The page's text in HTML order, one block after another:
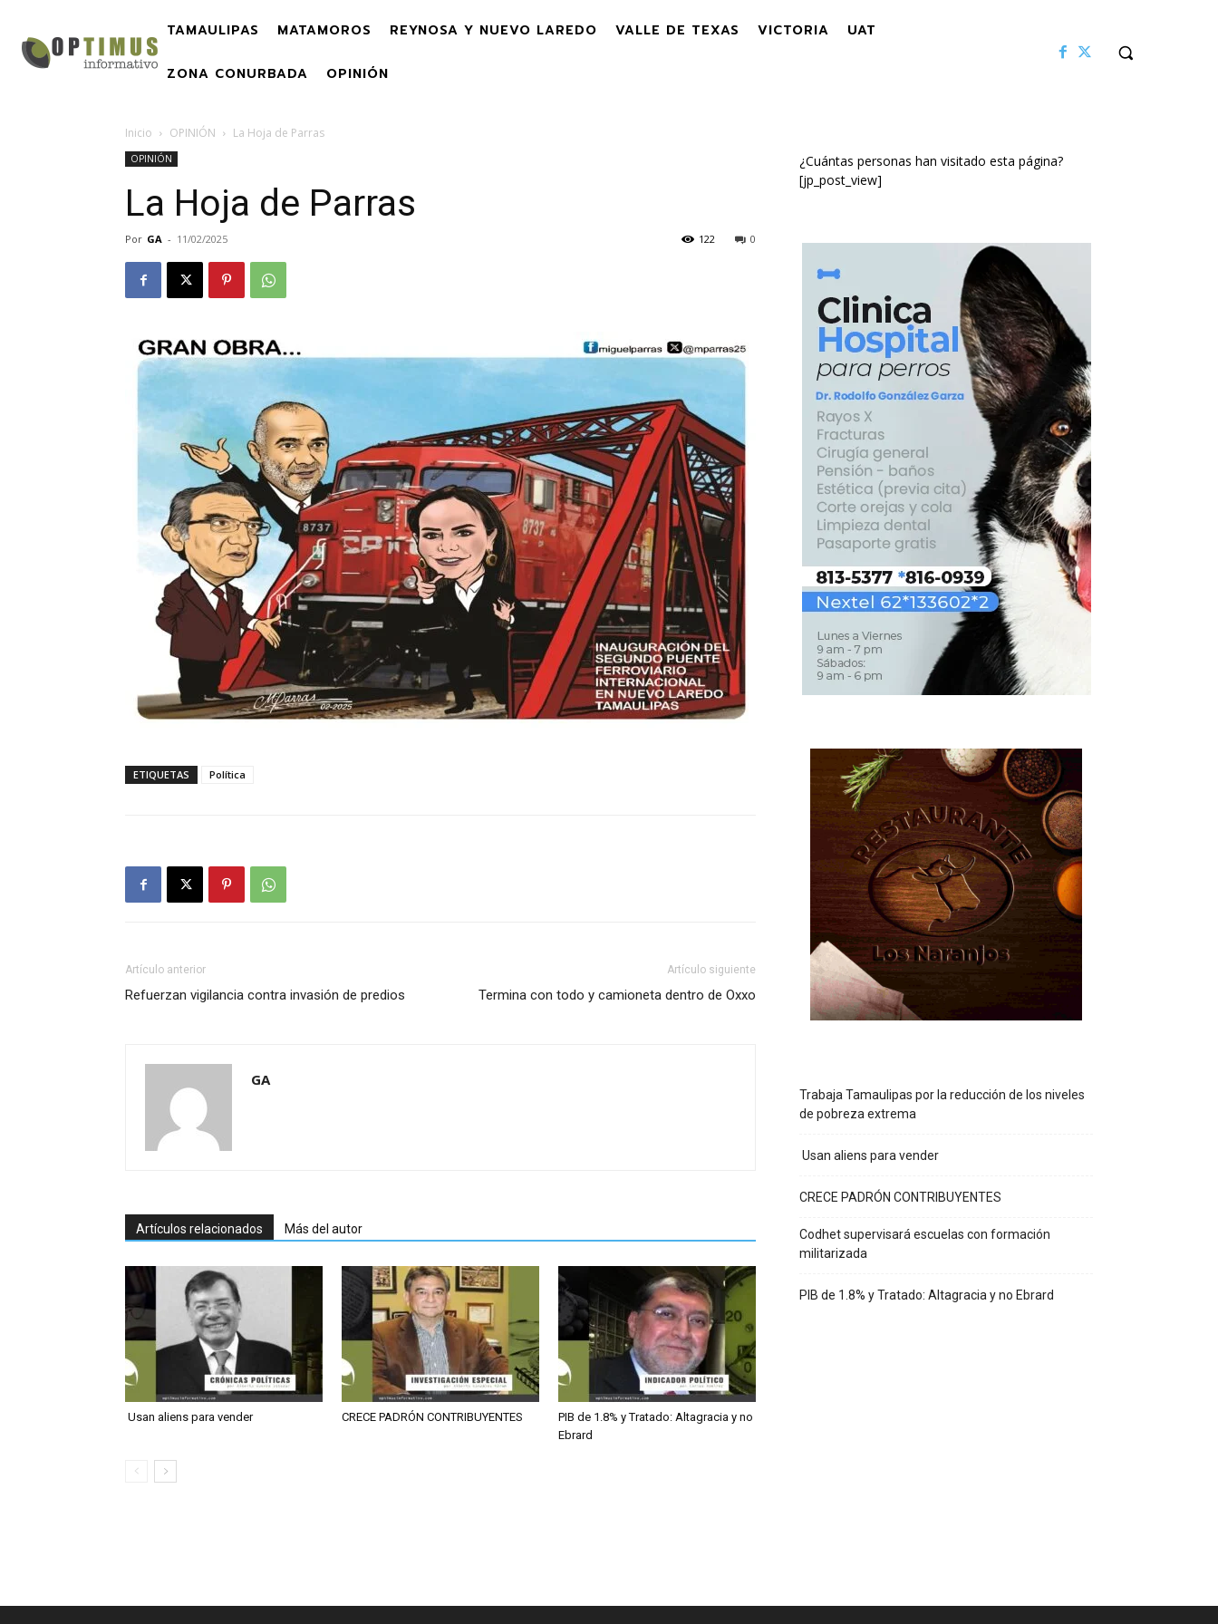
TAMAULIPAS MATAMOROS REYNOSA Y NUEVO LAREDO VALLE DE TEXAS VICTORIA UAT
ZONA CONURBADA OPINIÓN
Inicio OPINIÓN La Hoja de Parras
OPINIÓN
La Hoja de Parras
Por GA - 11/02/2025 0
122
ETIQUETAS Política
Artículo anterior
Refuerzan vigilancia contra invasión de predios
Artículo siguiente
Termina con todo y camioneta dentro de Oxxo
GA
Artículos relacionados Más del autor
Usan aliens para vender CRECE PADRÓN CONTRIBUYENTES
PIB de 1.8% y Tratado: Altagracia y no
Ebrard
¿Cuántas personas han visitado esta página?
[jp_post_view]
Trabaja Tamaulipas por la reducción de los niveles
de pobreza extrema
Usan aliens para vender
CRECE PADRÓN CONTRIBUYENTES
Codhet supervisará escuelas con formación
militarizada
PIB de 1.8% y Tratado: Altagracia y no Ebrard